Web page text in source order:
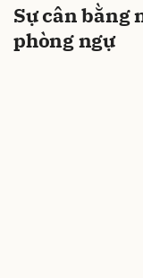
Sự cân bằng
phòng ngự